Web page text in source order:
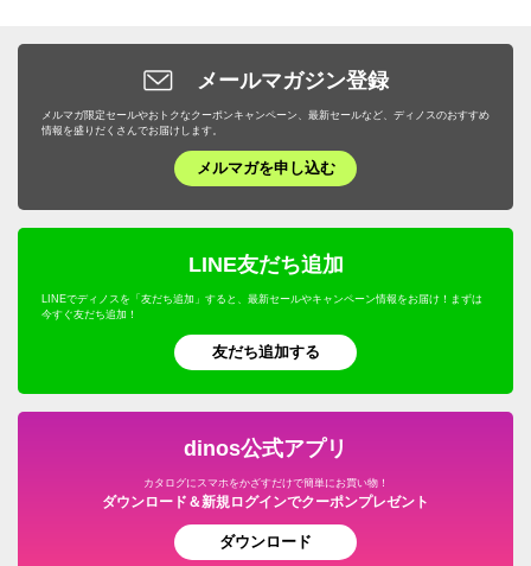
メールマガジン登録
メルマガ限定セールやおトクなクーポンキャンペーン、最新セールなど、ディノスのおすすめ
情報を盛りだくさんでお届けします。
メルマガを申し込む
LINE友だち追加
LINEでディノスを「友だち追加」すると、最新セールやキャンペーン情報をお届け！まずは
今すぐ友だち追加！
友だち追加する
dinos公式アプリ
カタログにスマホをかざすだけで簡単にお買い物！
ダウンロード＆新規ログインでクーポンプレゼント
ダウンロード